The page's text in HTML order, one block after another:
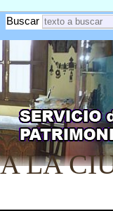
Buscar
LA